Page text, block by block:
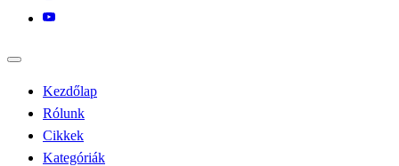
Kezdőlap
Rólunk
Cikkek
Kategóriák